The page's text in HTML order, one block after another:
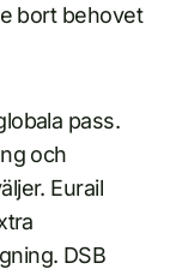
bort behovet
pass.
och
Eurail
DSB